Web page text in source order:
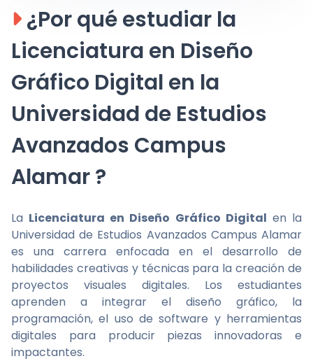
¿Por qué estudiar la
Licenciatura en Diseño
Gráfico Digital en la
Universidad de Estudios
Avanzados Campus
Alamar ?
La Licenciatura en Diseño Gráfico Digital en la
Universidad de Estudios Avanzados Campus Alamar
es una carrera enfocada en el desarrollo de
habilidades creativas y técnicas para la creación de
proyectos visuales digitales. Los estudiantes
aprenden a integrar el diseño gráfico, la
programación, el uso de software y herramientas
digitales para producir piezas innovadoras e
impactantes.